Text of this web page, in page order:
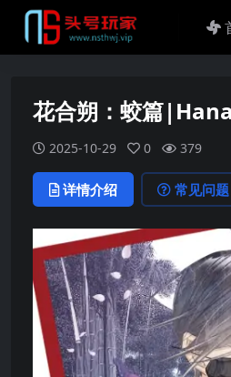
花合朔：蛟篇
2025-10-29 0 379
详情介绍 常见问题